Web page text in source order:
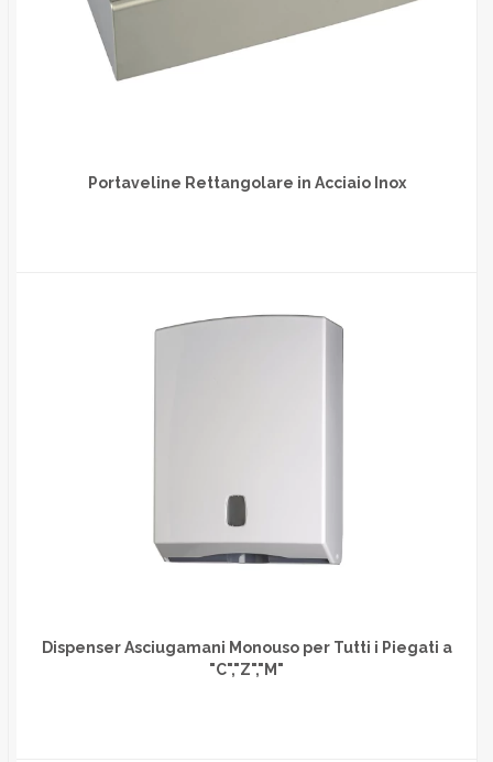
Portaveline Rettangolare in Acciaio Inox
Dispenser Asciugamani Monouso per Tutti i Piegati a
"C","Z","M"